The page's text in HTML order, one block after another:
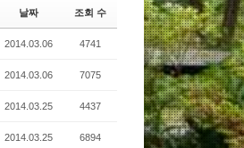
날짜 조회 수
2014.03.06 4741
2014.03.06 7075
2014.03.25 4437
2014.03.25 6894